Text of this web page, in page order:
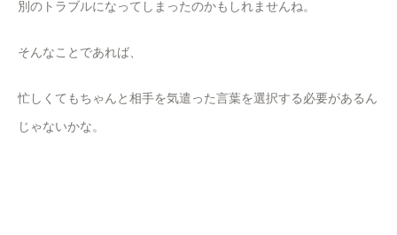
別のトラブルになってしまったのかもしれませんね。
そんなことであれば、
忙しくてもちゃんと相手を気遣った言葉を選択する必要があるん
じゃないかな。